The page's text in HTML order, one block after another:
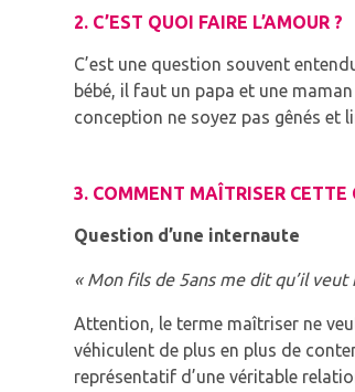
2. C’EST QUOI FAIRE L’AMOUR ?
C’est une question souvent
bébé, il faut un papa et une
conception ne soyez pas gênés et
3. COMMENT MAÎTRISER CETTE
Question d’une internaute
« Mon fils de 5ans me dit qu’il
Attention, le terme maîtriser ne
véhiculent de plus en plus de
représentatif d’une véritable